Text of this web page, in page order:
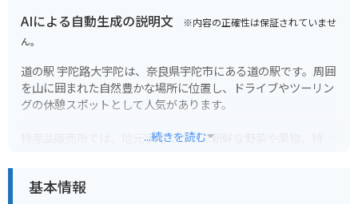
AIによる自動生成の説明文 ※内容の正確性は保証されていませ
ん。
道の駅 宇陀路大宇陀は、奈良県宇陀市にある道の駅です。周囲
を山に囲まれた自然豊かな場所に位置し、ドライブやツーリン
グの休憩スポットとして人気があります。
特産品販売所では、地元宇陀でとれた新鮮な野菜や果物、特産
「大和うど」などを味わうことができます。
...続きを読む
基本情報